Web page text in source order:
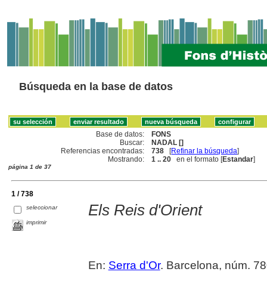
Búsqueda en la base de datos
Base de datos:
FONS
Buscar:
NADAL []
Referencias encontradas:
738 [Refinar la búsqueda]
Mostrando:
1 .. 20 en el formato [Estandar]
página 1 de 37
1 / 738
seleccionar
imprimir
Els Reis d'Orient
En: Serra d'Or. Barcelona, núm.